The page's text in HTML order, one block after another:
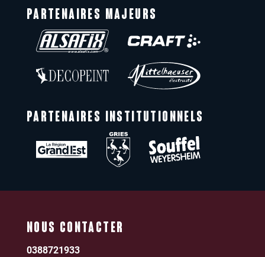
PARTENAIRES MAJEURS
PARTENAIRES INSTITUTIONNELS
NOUS CONTACTER
0388721933